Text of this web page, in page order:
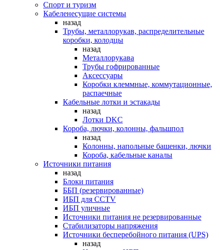
Спорт и туризм
Кабеленесущие системы
назад
Трубы, металлорукав, распределительные
коробки, колодцы
назад
Металлорукава
Трубы гофрированные
Аксессуары
Коробки клеммные, коммутационные,
распаечные
Кабельные лотки и эстакады
назад
Лотки DKC
Короба, лючки, колонны, фальшпол
назад
Колонны, напольные башенки, лючки
Короба, кабельные каналы
Источники питания
назад
Блоки питания
ББП (резервированные)
ИБП для CCTV
ИБП уличные
Источники питания не резервированные
Стабилизаторы напряжения
Источники бесперебойного питания (UPS)
назад